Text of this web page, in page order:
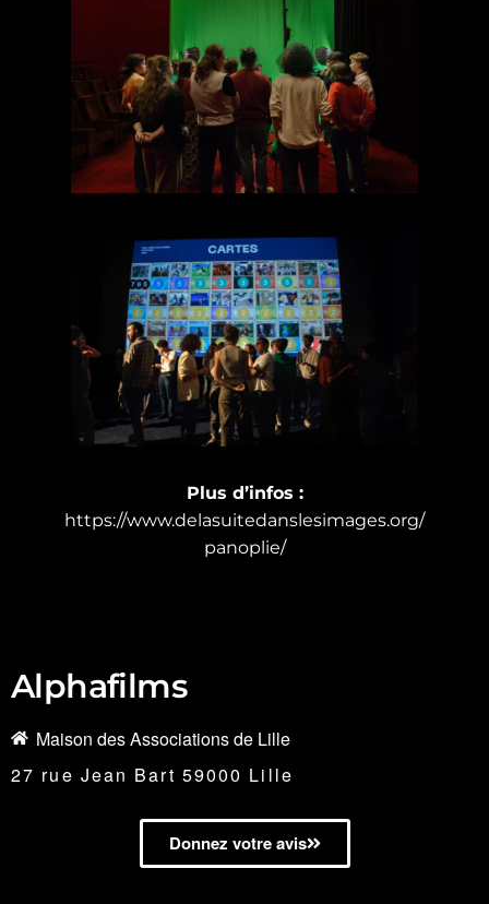
Plus d’infos :
https://www.delasuitedanslesimages.org/
panoplie/
Alphafilms
Maison des Associations de Lille
27 rue Jean Bart 59000 Lille
Donnez votre avis